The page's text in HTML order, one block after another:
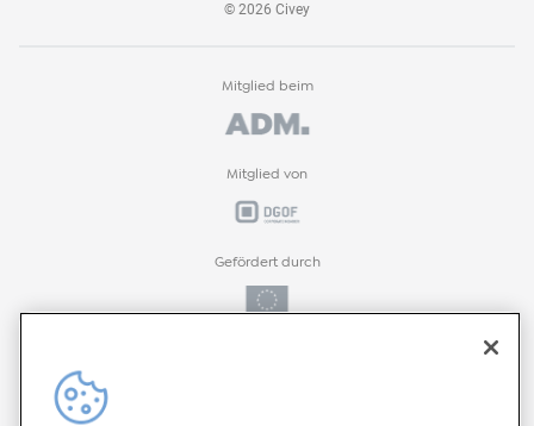
© 2026 Civey
Mitglied beim
Mitglied von
Gefördert durch